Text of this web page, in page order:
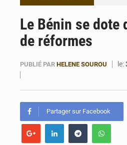
Le Bénin se dote
de réformes
PUBLIÉ PAR HELENE SOUROU le:
Partager sur Facebook